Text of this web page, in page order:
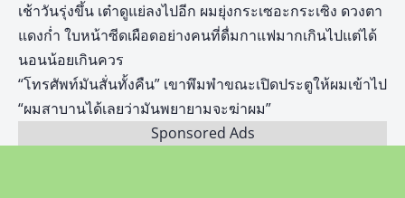
เช้าวันรุ่งขึ้น เต๋าดูแย่ลงไปอีก ผมยุ่งกระเซอะกระเซิง ดวงตา
แดงก่ำ ใบหน้าซีดเผือดอย่างคนที่ดื่มกาแฟมากเกินไปแต่ได้
นอนน้อยเกินควร
“โทรศัพท์มันสั่นทั้งคืน” เขาพึมพำขณะเปิดประตูให้ผมเข้าไป
“ผมสาบานได้เลยว่ามันพยายามจะฆ่าผม”
Sponsored Ads